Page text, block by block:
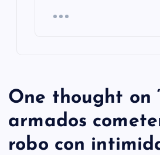
One thought on
armados
robo con